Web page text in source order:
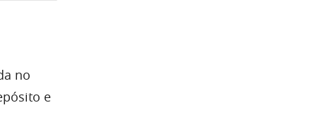
no
e